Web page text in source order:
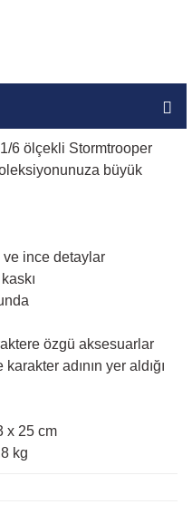
6 ölçekli Stormtrooper
büyük
ve ince detaylar
özgü aksesuarlar
adının yer aldığı
x 25 cm
kg